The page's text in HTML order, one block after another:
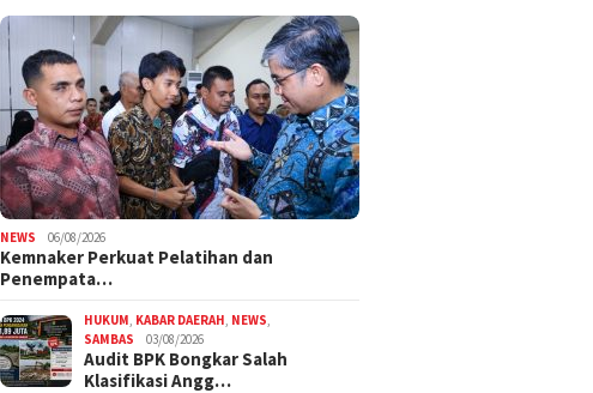
NEWS 06/08/2026
Kemnaker Perkuat Pelatihan dan
Penempata…
HUKUM KABAR DAERAH NEWS
SAMBAS
03/08/2026
Audit BPK Bongkar Salah
Klasifikasi Angg…